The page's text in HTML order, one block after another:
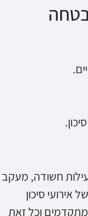
חשודה, מעקב
סיכון
מתקדמים וכל זאת